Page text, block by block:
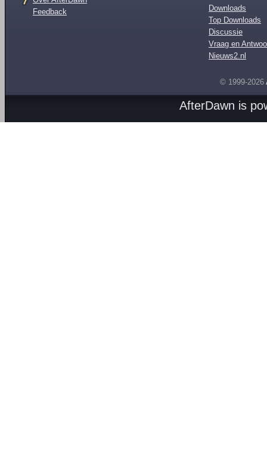
Feedback
Downloads
Top Downloads
Discussie
Vraag en
Nieuws2.nl
© 1999-2026
AfterDawn is